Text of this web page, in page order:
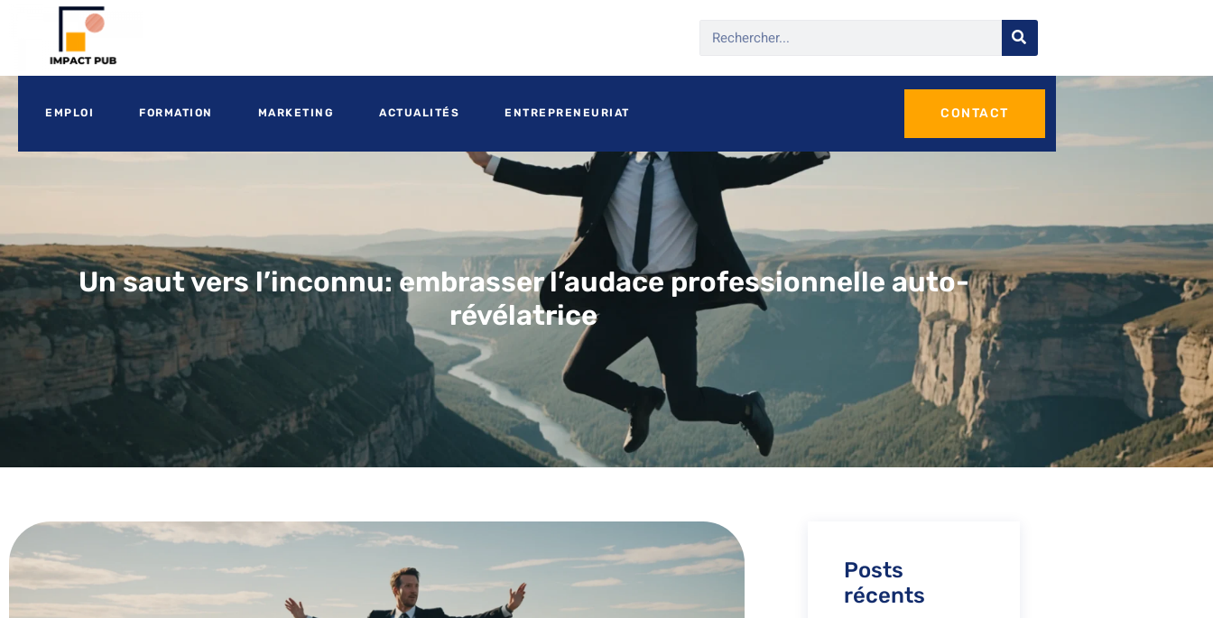
EMPLOI FORMATION MARKETING ACTUALITÉS ENTREPRENEURIAT CONTACT
Un saut vers l’inconnu: embrasser l’audace professionnelle auto-
révélatrice
Posts
récents